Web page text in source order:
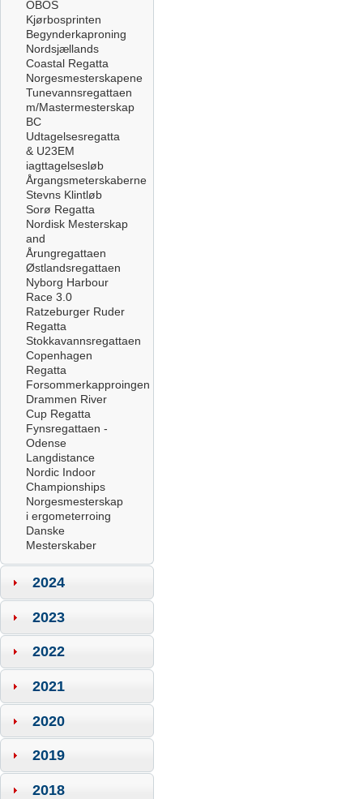
OBOS
Kjørbosprinten
Begynderkaproning
Nordsjællands
Coastal Regatta
Norgesmesterskapene
Tunevannsregattaen
m/Mastermesterskap
BC
Udtagelsesregatta
& U23EM
iagttagelsesløb
Årgangsmeterskaberne
Stevns Klintløb
Sorø Regatta
Nordisk Mesterskap
and
Årungregattaen
Østlandsregattaen
Nyborg Harbour
Race 3.0
Ratzeburger Ruder
Regatta
Stokkavannsregattaen
Copenhagen
Regatta
Forsommerkapproingen
Drammen River
Cup Regatta
Fynsregattaen -
Odense
Langdistance
Nordic Indoor
Championships
Norgesmesterskap
i ergometerroing
Danske
Mesterskaber
2024
2023
2022
2021
2020
2019
2018